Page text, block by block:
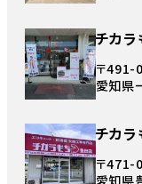
チカ
〒491-
愛知県
チカ
〒471-